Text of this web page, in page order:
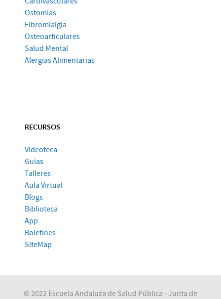
Ostomías
Fibromialgia
Osteoarticulares
Salud Mental
Alergias Alimentarias
RECURSOS
Videoteca
Guías
Talleres
Aula Virtual
Blogs
Biblioteca
App
Boletines
SiteMap
© 2022 Escuela Andaluza de Salud Pública - Junta de